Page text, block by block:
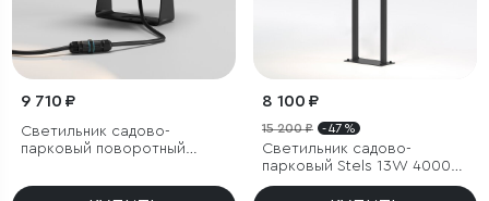
9 710 ₽
Светильник садово-
парковый поворотный
8 100 ₽
15 200 ₽ - 47 %
Светильник садово-
парковый Stels 13W 4000K
черный